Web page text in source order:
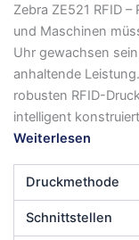
Zebra ZE521 RFID
und Maschinen
Uhr gewachsen
anhaltende
robusten RFID-
intelligent
Weiterlesen
Druckmethode
Schnittstellen